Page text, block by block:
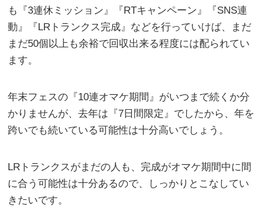
も『3連休ミッション』『RTキャンペーン』『SNS連
動』『LRトランクス完成』などを行っていけば、まだ
まだ50個以上も余裕で回収出来る程度には配られてい
ます。
年末フェスの『10連オマケ期間』がいつまで続くか分
かりませんが、去年は『7日間限定』でしたから、年を
跨いでも続いている可能性は十分高いでしょう。
LRトランクスがまだの人も、完成がオマケ期間中に間
に合う可能性は十分あるので、しっかりとこなしてい
きたいです。